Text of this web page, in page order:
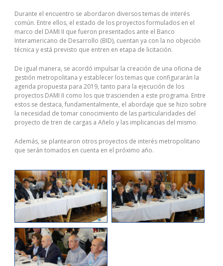
Durante el encuentro se abordaron diversos temas de interés
común. Entre ellos, el estado de los proyectos formulados en el
marco del DAMI II que fueron presentados ante el Banco
Interamericano de Desarrollo (BID), cuentan ya con la no objeción
técnica y está previsto que entren en etapa de licitación.
De igual manera, se acordó impulsar la creación de una oficina de
gestión metropolitana y establecer los temas que configurarán la
agenda propuesta para 2019, tanto para la ejecución de los
proyectos DAMI II como los que trascienden a este programa. Entre
estos se destaca, fundamentalmente, el abordaje que se hizo sobre
la necesidad de tomar conocimiento de las particularidades del
proyecto de tren de cargas a Añelo y las implicancias del mismo.
Además, se plantearon otros proyectos de interés metropolitano
que serán tomados en cuenta en el próximo año.